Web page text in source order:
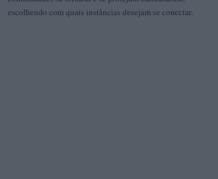
escolhendo com quais instâncias desejam se conectar.